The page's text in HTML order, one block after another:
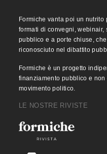
Formiche vanta poi un
formati di convegni, webinair,
pubblico e a porte chiuse,
riconosciuto nel dibattito
Formiche è un progetto
finanziamento pubblico e
movimento politico.
LE NOSTRE RIVISTE